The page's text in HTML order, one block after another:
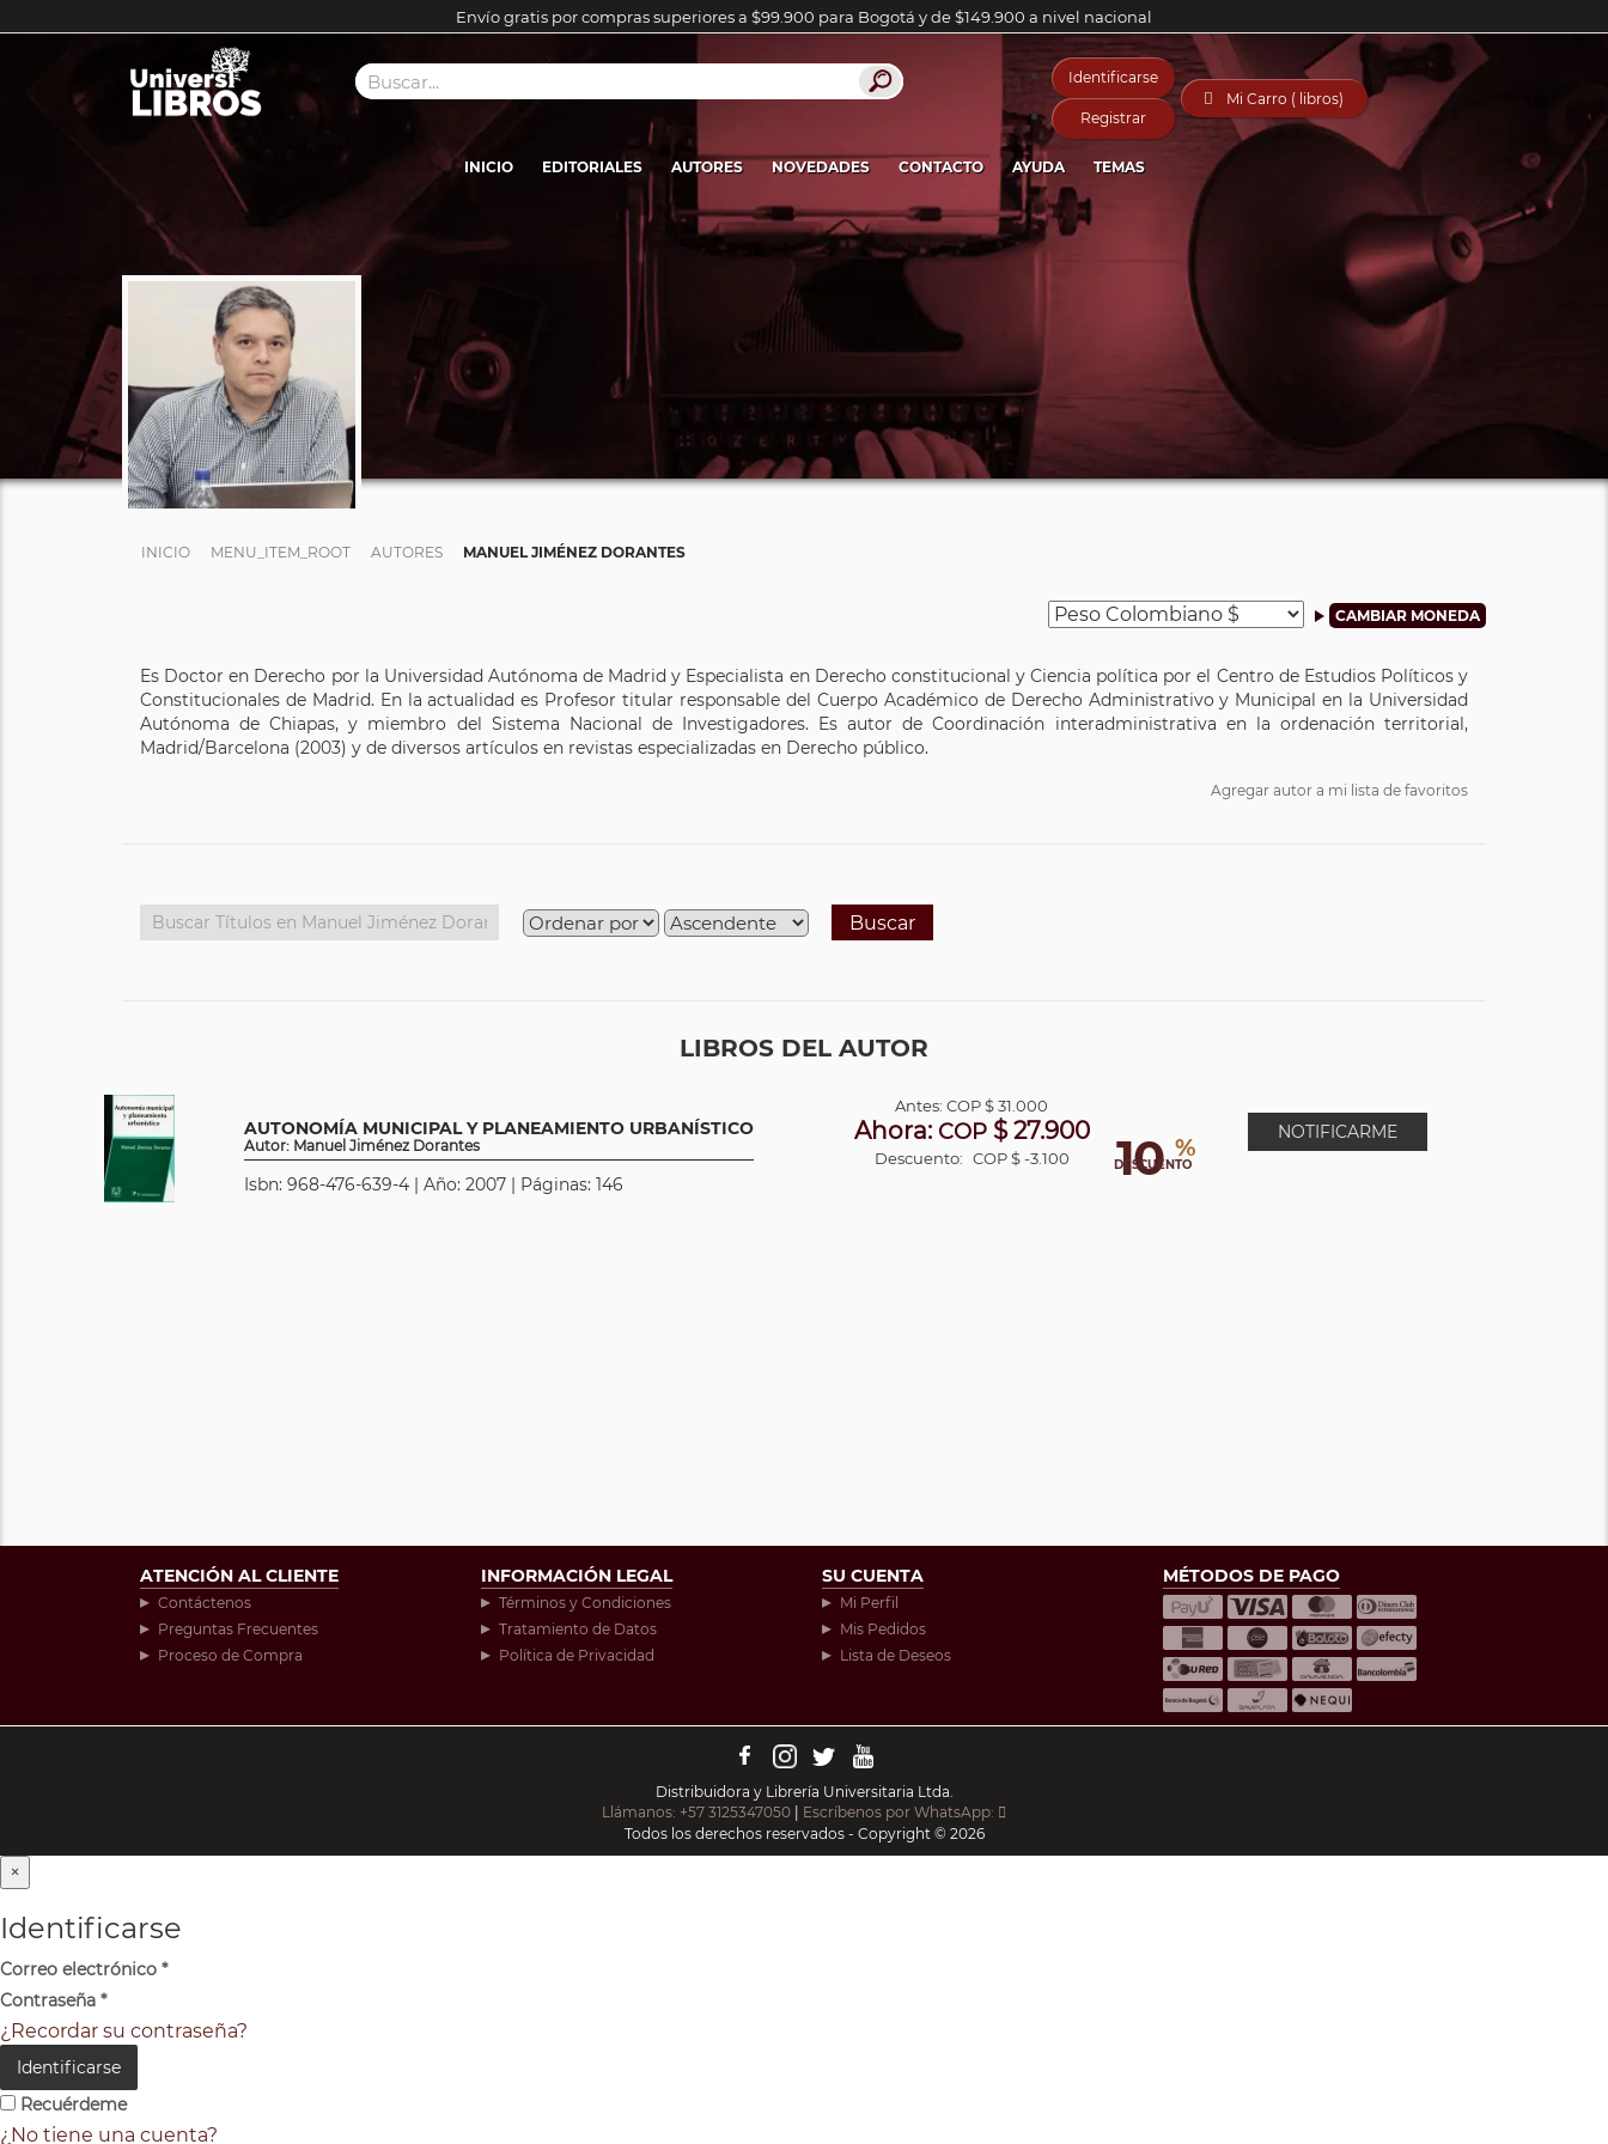
Envío gratis por compras superiores a $99.900 para Bogotá y de $149.900 a nivel nacional
Identificarse
Registrar
 Mi Carro ( libros)
INICIO EDITORIALES AUTORES NOVEDADES CONTACTO AYUDA TEMAS
INICIO MENU_ITEM_ROOT AUTORES MANUEL JIMÉNEZ DORANTES
Es Doctor en Derecho por la Universidad Autónoma de Madrid y Especialista en Derecho constitucional y Ciencia política por el Centro de Estudios Políticos y
Constitucionales de Madrid. En la actualidad es Profesor titular responsable del Cuerpo Académico de Derecho Administrativo y Municipal en la Universidad
Autónoma de Chiapas, y miembro del Sistema Nacional de Investigadores. Es autor de Coordinación interadministrativa en la ordenación territorial,
Madrid/Barcelona (2003) y de diversos artículos en revistas especializadas en Derecho público.
Agregar autor a mi lista de favoritos
Buscar
LIBROS DEL AUTOR
AUTONOMÍA MUNICIPAL Y PLANEAMIENTO URBANÍSTICO
Autor: Manuel Jiménez Dorantes
Isbn: 968-476-639-4 | Año: 2007 | Páginas: 146 10 %
DESCUENTO
Antes:COP$ 31.000
Ahora: COP$ 27.900
Descuento: COP $ -3.100
NOTIFICARME
ATENCIÓN AL CLIENTE
Contáctenos
Preguntas Frecuentes
Proceso de Compra
INFORMACIÓN LEGAL
Términos y Condiciones
Tratamiento de Datos
Política de Privacidad
SU CUENTA
Mi Perfil
Mis Pedidos
Lista de Deseos
MÉTODOS DE PAGO
Distribuidora y Librería Universitaria Ltda.
Llámanos: +57 3125347050
Escríbenos por WhatsApp:
Todos los derechos reservados - Copyright © 2026
×
Identificarse
Correo electrónico *
Contraseña *
¿Recordar su contraseña?
Identificarse
Recuérdeme
¿No tiene una cuenta?